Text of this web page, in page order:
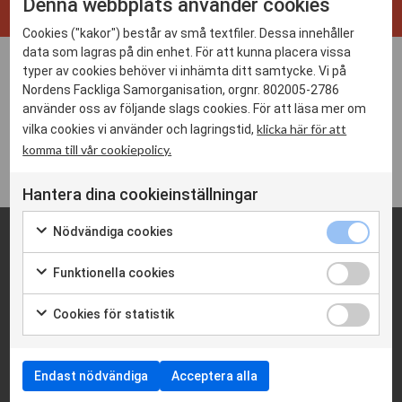
09 apr 2025 - 10 apr 2025
09:00 - 17:00
Riga
info@nfs.net
Cookieinställningar
Denna webbplats använder cookies
Cookies ("kakor") består av små textfiler. Dessa innehåller
data som lagras på din enhet. För att kunna placera vissa
typer av cookies behöver vi inhämta ditt samtycke. Vi på
Nordens Fackliga Samorganisation, orgnr. 802005-2786
använder oss av följande slags cookies. För att läsa mer om
vilka cookies vi använder och lagringstid,klicka här för att
komma till vår cookiepolicy.
Hantera dina cookieinställningar
Nödvändiga cookies
Funktionella cookies
Cookies för statistik
Endast nödvändiga Acceptera alla